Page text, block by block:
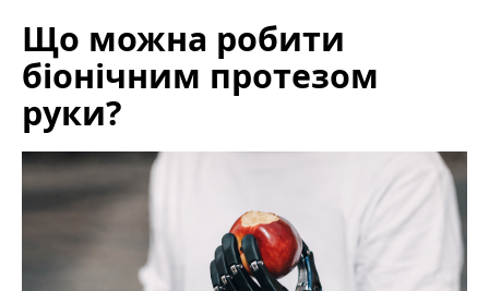
Що можна робити
біонічним протезом
руки?